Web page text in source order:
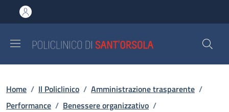
al contenuto principale
to footer content
Briciole di pane
Home / Il Policlinico / Amministrazione trasparente /
Performance / Benessere organizzativo /